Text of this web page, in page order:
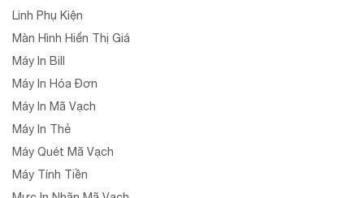
Linh Phụ Kiện
Màn Hình Hiển Thị Giá
Máy In Bill
Máy In Hóa Đơn
Máy In Mã Vạch
Máy In Thẻ
Máy Quét Mã Vạch
Máy Tính Tiền